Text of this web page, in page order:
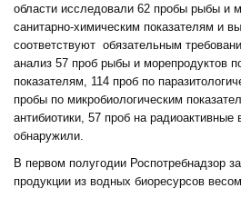
области исследовали 62 пробы рыбы и
санитарно-химическим показателям и
соответствуют обязательным
анализ 57 проб рыбы и морепродуктов
показателям, 114 проб по
пробы по микробиологическим
антибиотики, 57 проб на
обнаружили.
В первом полугодии Роспотребнадзор
продукции из водных биоресурсов весом